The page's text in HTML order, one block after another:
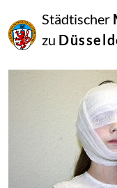
Städtischer
zu
September
2014
Manfred Hill